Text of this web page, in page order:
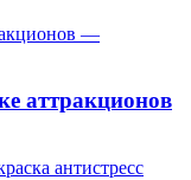
аттракционов